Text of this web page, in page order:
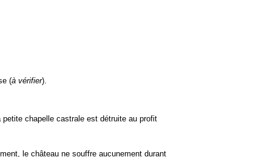
(à vérifier).
chapelle castrale est détruite au profit
le château ne souffre aucunement durant